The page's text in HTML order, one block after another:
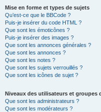
Mise en forme et types de sujets
Qu’est-ce que le BBCode ?
Puis-je insérer du code HTML ?
Que sont les émoticônes ?
Puis-je insérer des images ?
Que sont les annonces générales ?
Que sont les annonces ?
Que sont les notes ?
Que sont les sujets verrouillés ?
Que sont les icônes de sujet ?
Niveaux des utilisateurs et groupes
Que sont les administrateurs ?
Que sont les modérateurs ?